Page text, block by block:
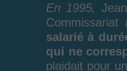
En 1995,
salarié à
qui ne
plaidait pour